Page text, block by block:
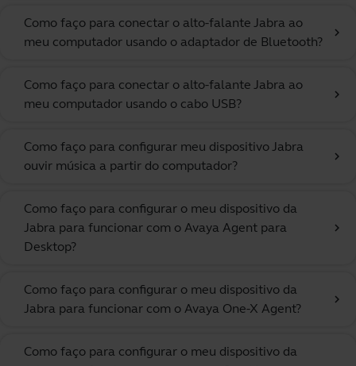
Como faço para conectar o alto-falante Jabra ao
meu computador usando o adaptador de Bluetooth?
chevron_right
Como faço para conectar o alto-falante Jabra ao
meu computador usando o cabo USB?
chevron_right
Como faço para configurar meu dispositivo Jabra
ouvir música a partir do computador?
chevron_right
Como faço para configurar o meu dispositivo da
Jabra para funcionar com o Avaya Agent para
Desktop?
chevron_right
Como faço para configurar o meu dispositivo da
Jabra para funcionar com o Avaya One-X Agent?
chevron_right
Como faço para configurar o meu dispositivo da